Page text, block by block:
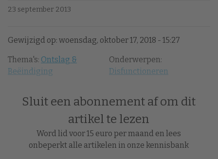
23 september 2013
Gewijzigd op: woensdag, oktober 17, 2018 - 15:27
Thema's: Ontslag &
Beëindiging
Onderwerpen:
Disfunctioneren
Sluit een abonnement af om dit
artikel te lezen
Word lid voor 15 euro per maand en lees
onbeperkt alle artikelen in onze kennisbank